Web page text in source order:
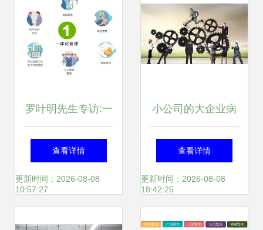
罗叶明先生专访:一
体化管理如何构建
企业管理蓝图
查看详情
更新时间：2026-08-08
10:57:27
小公司的大企业病
一定要根治！
查看详情
更新时间：2026-08-08
18:42:25